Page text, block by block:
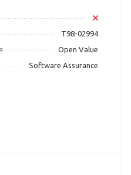
T98-02994
Open Value
Software Assurance